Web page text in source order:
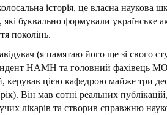
історія, це власна наукова
буквально формували українське
поколінь.
(я памятаю його ще зі свого
НАМН та головний фахівець
керував цією кафедрою майже три
Він мав сотні реальних
лікарів та створив справжню